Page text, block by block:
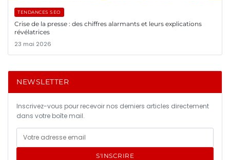
TENDANCES SEO
Crise de la presse : des chiffres alarmants et leurs explications
révélatrices
23 mai 2026
NEWSLETTER
Inscrivez-vous pour recevoir nos derniers articles directement
dans votre boîte mail.
S'INSCRIRE